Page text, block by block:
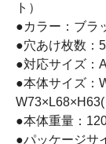
ト）
●カラー：ブラ
●穴あけ枚数：
●対応サイズ：
●本体サイズ：
W73×L68×H63(
●本体重量：
●パッケージサ